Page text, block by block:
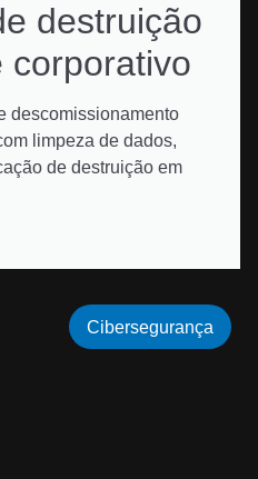
destruição
corporativo
descomissionamento
limpeza de dados,
de destruição em
Cibersegurança